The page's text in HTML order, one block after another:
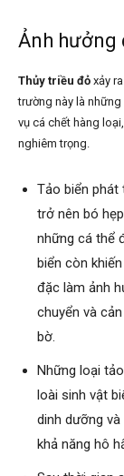
Ảnh hưởng
Thủy triều đỏ xảy
trường này là
vụ cá chết hàng
nghiêm trọng.
Tảo biển phát
trở nên bó
những cá thể
biển còn
đặc làm ảnh
chuyển và
bờ.
Những loại
loài sinh vật
dinh dưỡng
khả năng hô